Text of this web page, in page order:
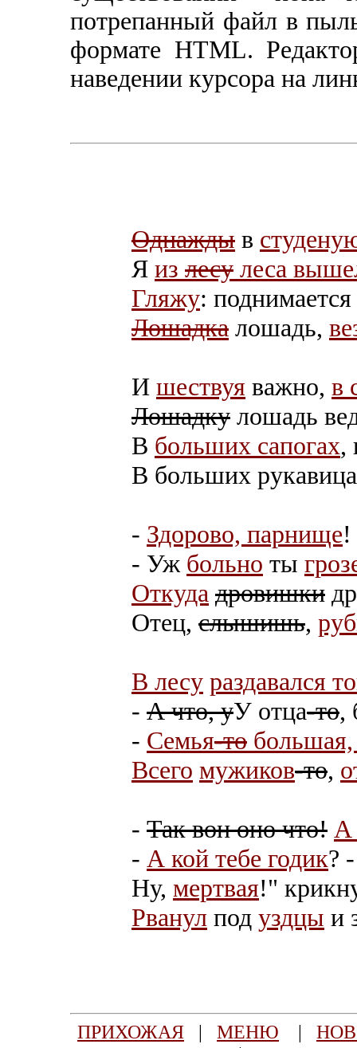
потрепанный файл в
формате HTML.
наведении курсора на
Однажды в
Я из лесу леса
Гляжу: поднимается
Лошадка лошадь,
И шествуя важно, в
Лошадку лошадь
В больших сапогах,
В больших
- Здорово, парнище
- Уж больно ты
Откуда дровишки
Отец, слышишь,
В лесу раздавался
- А что, уУ отца-то,
- Семья-то большая,
Всего мужиков-то,
- Так вон оно что! А
- А кой тебе годик?
Ну, мертвая!"
Рванул под уздцы и
ПРИХОЖАЯ | МЕНЮ |